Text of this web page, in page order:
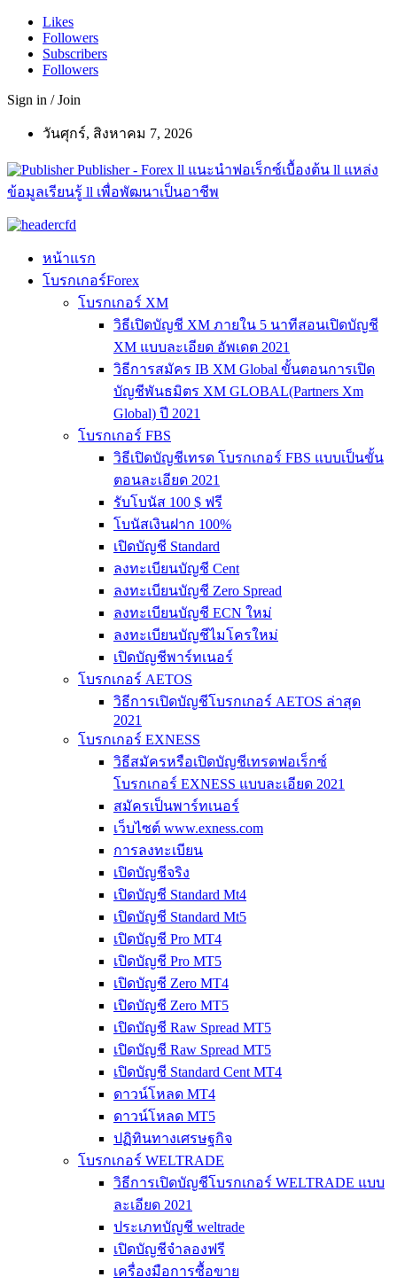
Likes
Followers
Subscribers
Followers
Sign in / Join
วันศุกร์, สิงหาคม 7, 2026
Publisher - Forex ll แนะนำฟอเร็กซ์เบื้องต้น ll แหล่ง
ข้อมูลเรียนรู้ ll เพื่อพัฒนาเป็นอาชีพ
หน้าแรก
โบรกเกอร์Forex
โบรกเกอร์ XM
วิธีเปิดบัญชี XM ภายใน 5 นาทีสอนเปิดบัญชี
XM แบบละเอียด อัพเดต 2021
วิธีการสมัคร IB XM Global ขั้นตอนการเปิด
บัญชีพันธมิตร XM GLOBAL(Partners Xm
Global) ปี 2021
โบรกเกอร์ FBS
วิธีเปิดบัญชีเทรด โบรกเกอร์ FBS แบบเป็นขั้น
ตอนละเอียด 2021
รับโบนัส 100 $ ฟรี
โบนัสเงินฝาก 100%
เปิดบัญชี Standard
ลงทะเบียนบัญชี Cent
ลงทะเบียนบัญชี Zero Spread
ลงทะเบียนบัญชี ECN ใหม่
ลงทะเบียนบัญชีไมโครใหม่
เปิดบัญชีพาร์ทเนอร์
โบรกเกอร์ AETOS
วิธีการเปิดบัญชีโบรกเกอร์ AETOS ล่าสุด
2021
โบรกเกอร์ EXNESS
วิธีสมัครหรือเปิดบัญชีเทรดฟอเร็กซ์
โบรกเกอร์ EXNESS แบบละเอียด 2021
สมัครเป็นพาร์ทเนอร์
เว็บไซต์ www.exness.com
การลงทะเบียน
เปิดบัญชีจริง
เปิดบัญชี Standard Mt4
เปิดบัญชี Standard Mt5
เปิดบัญชี Pro MT4
เปิดบัญชี Pro MT5
เปิดบัญชี Zero MT4
เปิดบัญชี Zero MT5
เปิดบัญชี Raw Spread MT5
เปิดบัญชี Raw Spread MT5
เปิดบัญชี Standard Cent MT4
ดาวน์โหลด MT4
ดาวน์โหลด MT5
ปฏิทินทางเศรษฐกิจ
โบรกเกอร์ WELTRADE
วิธีการเปิดบัญชีโบรกเกอร์ WELTRADE แบบ
ละเอียด 2021
ประเภทบัญชี weltrade
เปิดบัญชีจำลองฟรี
เครื่องมือการซื้อขาย